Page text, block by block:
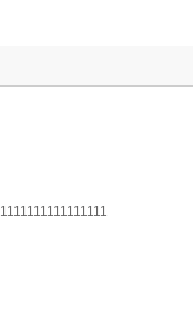
1111111111111111